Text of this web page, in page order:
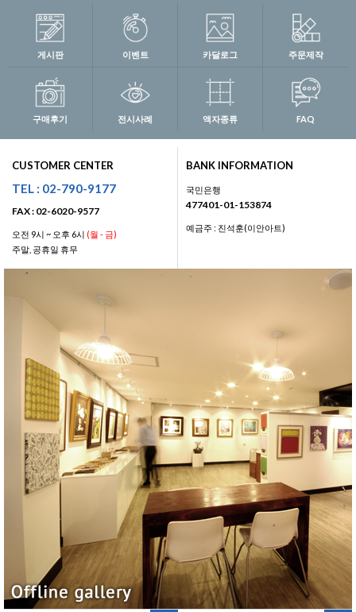
게시판 이벤트 카달로그 주문제작
구매후기 전시사례 액자종류 FAQ
CUSTOMER CENTER
TEL : 02-790-9177
FAX : 02-6020-9577
오전 9시 ~ 오후 6시 (월 - 금)
주말, 공휴일 휴무
BANK INFORMATION
국민은행
477401-01-153874
예금주 : 진석훈(이안아트)